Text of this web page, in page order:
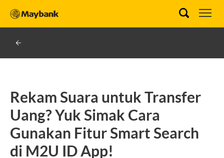
Rekam Suara untuk Transfer
Uang? Yuk Simak Cara
Gunakan Fitur Smart Search
di M2U ID App!